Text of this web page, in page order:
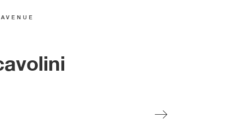
AVENUE